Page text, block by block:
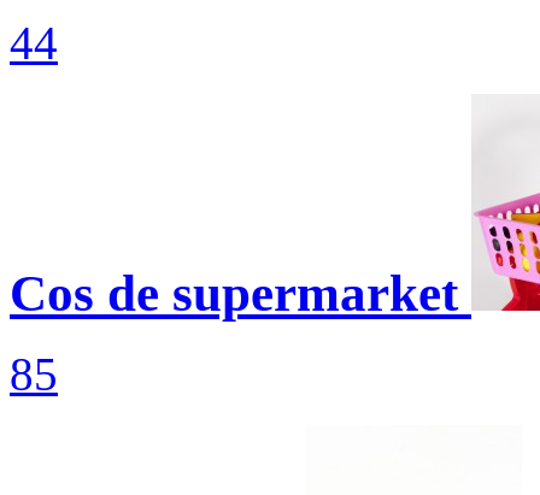
44
Cos de supermarket
85